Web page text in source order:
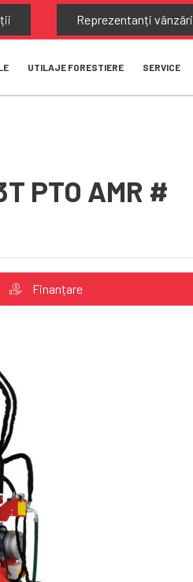
Reprezentanți vânzări
UTILAJE FORESTIERE SERVICE
PTO AMR #
Finanțare